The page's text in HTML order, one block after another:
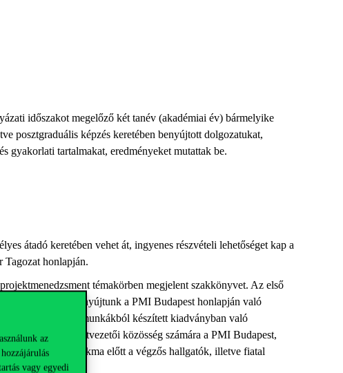
az
vagy egyedi
időszakot megelőző két tanév (akadémiai év) bármelyike
posztgraduális képzés keretében benyújtott dolgozatukat,
gyakorlati tartalmakat, eredményeket mutattak be.
átadó keretében vehet át, ingyenes részvételi lehetőséget kap a
Tagozat honlapján.
témakörben megjelent szakkönyvet. Az első
Lehetőséget nyújtunk a PMI Budapest honlapján való
a pályamunkákból készített kiadványban való
a projektvezetői közösség számára a PMI Budapest,
szakma előtt a végzős hallgatók, illetve fiatal